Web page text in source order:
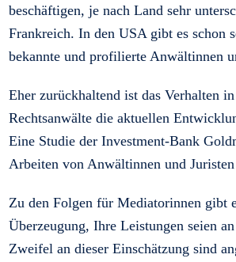
beschäftigen, je nach Land sehr
Frankreich. In den USA gibt es schon
bekannte und profilierte Anwältinnen
Eher zurückhaltend ist das Verhalten
Rechtsanwälte die aktuellen
Eine Studie der Investment-Bank
Arbeiten von Anwältinnen und
Zu den Folgen für Mediatorinnen gibt
Überzeugung, Ihre Leistungen seien
Zweifel an dieser Einschätzung sind